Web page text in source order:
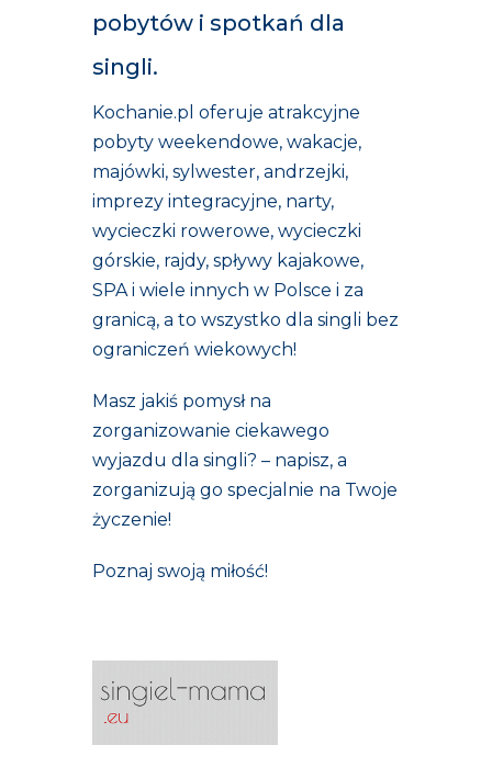
pobytów i spotkań dla
singli.
Kochanie.pl oferuje atrakcyjne
pobyty weekendowe, wakacje,
majówki, sylwester, andrzejki,
imprezy integracyjne, narty,
wycieczki rowerowe, wycieczki
górskie, rajdy, spływy kajakowe,
SPA i wiele innych w Polsce i za
granicą, a to wszystko dla singli bez
ograniczeń wiekowych!
Masz jakiś pomysł na
zorganizowanie ciekawego
wyjazdu dla singli? – napisz, a
zorganizują go specjalnie na Twoje
życzenie!
Poznaj swoją miłość!